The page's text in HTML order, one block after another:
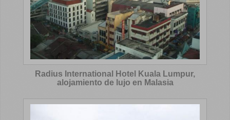
Radius International Hotel Kuala Lumpur,
alojamiento de lujo en Malasia